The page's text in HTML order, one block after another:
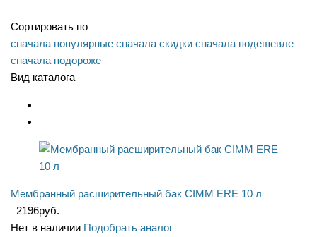
Сортировать по
сначала популярные сначала скидки сначала подешевле
сначала подороже
Вид каталога
Мембранный расширительный бак CIMM ERE 10 л
2196руб.
Нет в наличии Подобрать аналог